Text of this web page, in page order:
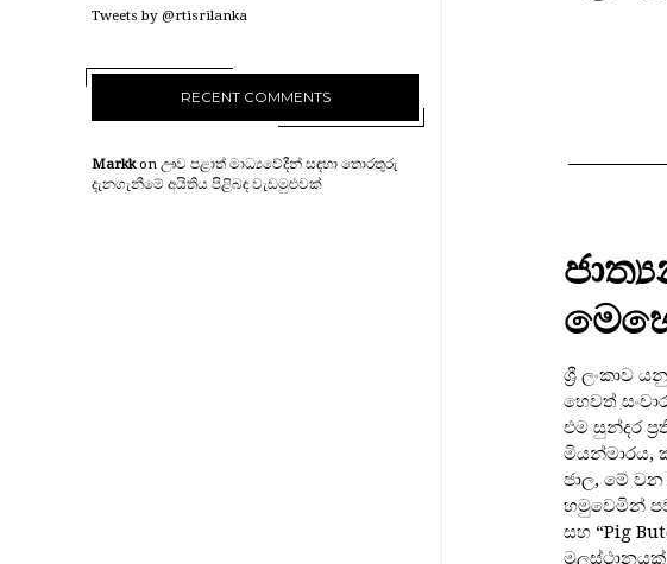
Tweets by @rtisrilanka
RECENT COMMENTS
Markkon ඌව පළාත් මාධ්‍යවේදීන් සඳහා තොරතුරු
දැනගැනීමේ අයිතිය පිළිබඳ වැඩමුළුවක්
ශ්‍රී ලංකාව
හෙවත්
එම සුන්දර
මියන්මාරය,
ජාල, මේ
හමුවෙමින්
සහ “Pig